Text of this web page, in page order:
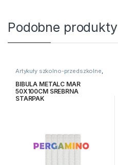
Podobne produkty
Artykuły szkolno-przedszkolne,
plastyczne
BIBULA METALC MAR
50X100CM SREBRNA
STARPAK